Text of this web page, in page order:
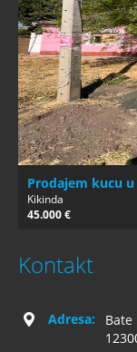
Prodajem kucu
Kikinda
45.000 €
Kontakt
Adresa:
Bate